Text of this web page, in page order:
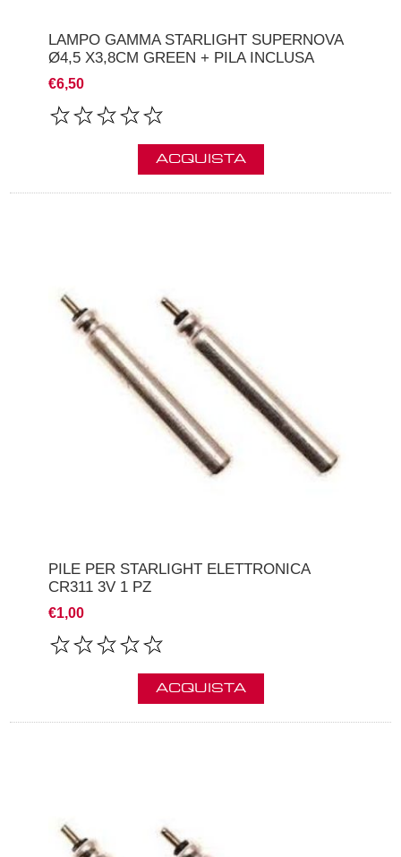
LAMPO GAMMA STARLIGHT SUPERNOVA
Ø4,5 X3,8CM GREEN + PILA INCLUSA
€6,50
ACQUISTA
PILE PER STARLIGHT ELETTRONICA
CR311 3V 1 PZ
€1,00
ACQUISTA